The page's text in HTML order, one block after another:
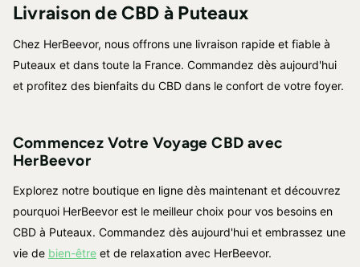
Livraison de CBD à Puteaux
Chez HerBeevor, nous offrons une livraison rapide et fiable à
Puteaux et dans toute la France. Commandez dès aujourd'hui
et profitez des bienfaits du CBD dans le confort de votre foyer.
Commencez Votre Voyage CBD avec
HerBeevor
Explorez notre boutique en ligne dès maintenant et découvrez
pourquoi HerBeevor est le meilleur choix pour vos besoins en
CBD à Puteaux. Commandez dès aujourd'hui et embrassez une
vie de bien-être et de relaxation avec HerBeevor.